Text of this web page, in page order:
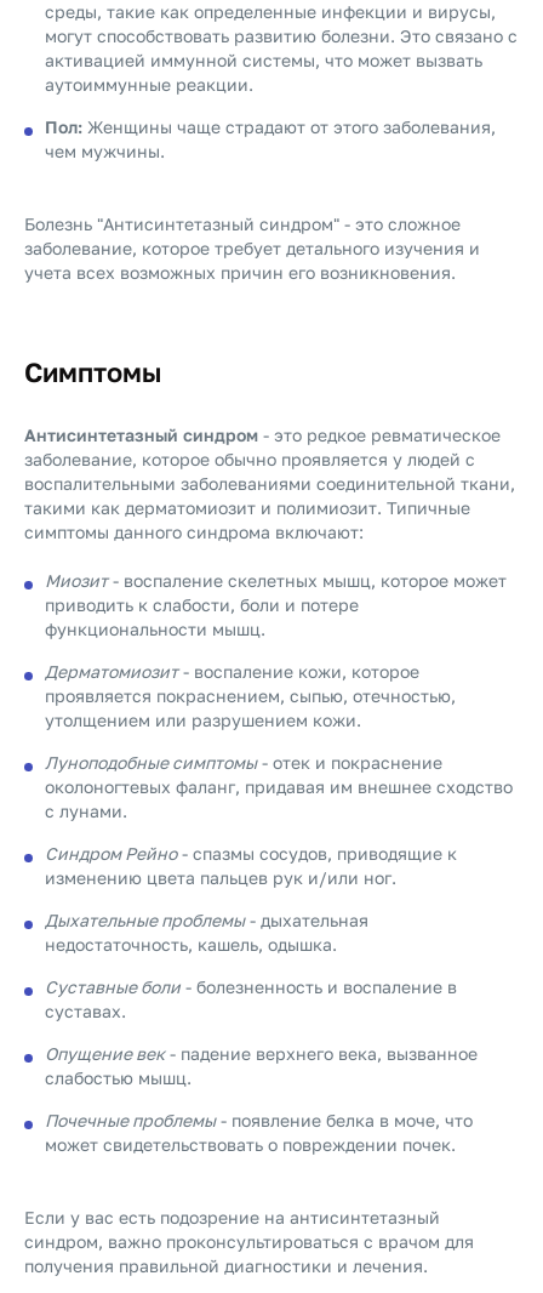
среды, такие как определенные инфекции и вирусы,
могут способствовать развитию болезни. Это связано с
активацией иммунной системы, что может вызвать
аутоиммунные реакции.
Пол: Женщины чаще страдают от этого заболевания,
чем мужчины.
Болезнь "Антисинтетазный синдром" - это сложное
заболевание, которое требует детального изучения и
учета всех возможных причин его возникновения.
Симптомы
Антисинтетазный синдром - это редкое ревматическое
заболевание, которое обычно проявляется у людей с
воспалительными заболеваниями соединительной ткани,
такими как дерматомиозит и полимиозит. Типичные
симптомы данного синдрома включают:
Миозит- воспаление скелетных мышц, которое может
приводить к слабости, боли и потере
функциональности мышц.
Дерматомиозит- воспаление кожи, которое
проявляется покраснением, сыпью, отечностью,
утолщением или разрушением кожи.
Луноподобные симптомы- отек и покраснение
околоногтевых фаланг, придавая им внешнее сходство
с лунами.
Синдром Рейно- спазмы сосудов, приводящие к
изменению цвета пальцев рук и/или ног.
Дыхательные проблемы- дыхательная
недостаточность, кашель, одышка.
Суставные боли - болезненность и воспаление в
суставах.
Опущение век- падение верхнего века, вызванное
слабостью мышц.
Почечные проблемы- появление белка в моче, что
может свидетельствовать о повреждении почек.
Если у вас есть подозрение на антисинтетазный
синдром, важно проконсультироваться с врачом для
получения правильной диагностики и лечения.